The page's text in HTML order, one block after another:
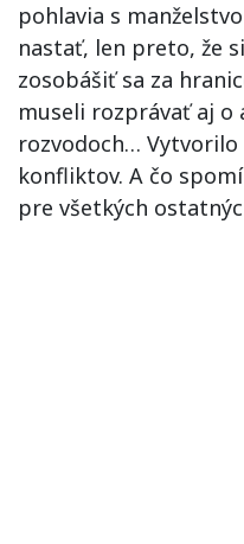
pohlavia s
nastať, len preto, že
zosobášiť sa za
museli rozprávať aj o
rozvodoch…
konfliktov. A čo
pre všetkých